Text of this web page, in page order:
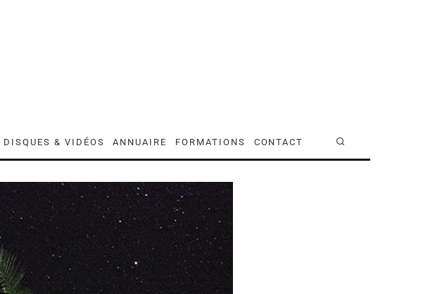
DISQUES & VIDÉOS ANNUAIRE FORMATIONS CONTACT